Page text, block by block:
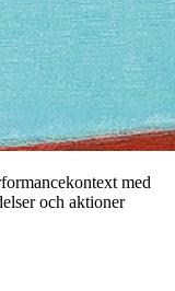
med
och aktioner